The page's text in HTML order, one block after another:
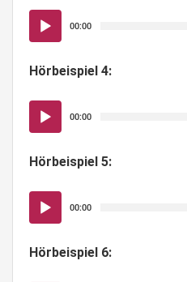
Audio-
Player
00:00
Hörbeispiel 4:
Audio-
Player
00:00
Hörbeispiel 5:
Audio-
Player
00:00
Hörbeispiel 6: